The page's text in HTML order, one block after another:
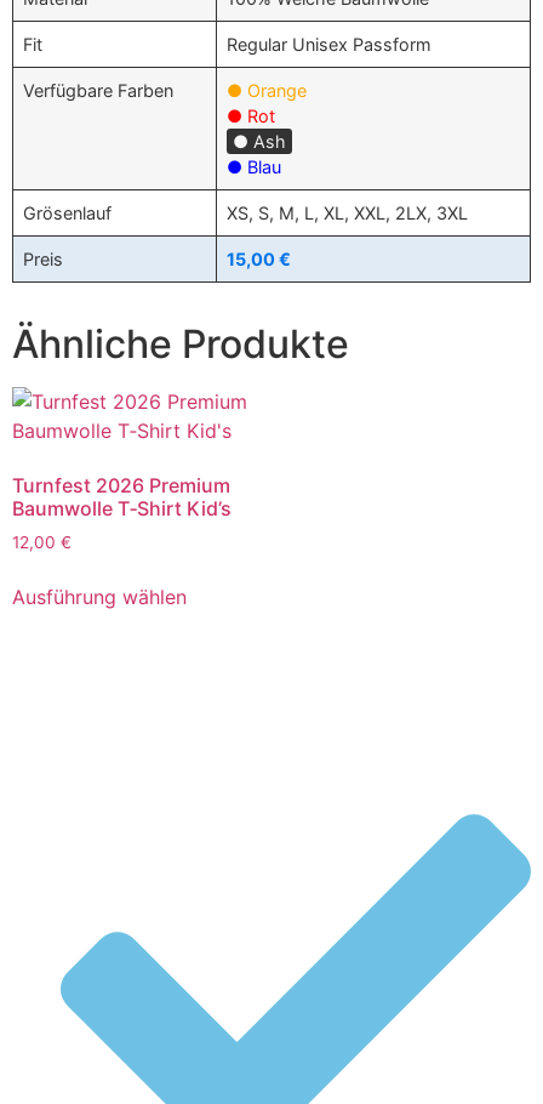
Fit Regular Unisex Passform
Verfügbare Farben
● Orange
● Rot
● Ash
● Blau
Grösenlauf XS, S, M, L, XL, XXL, 2LX, 3XL
Preis 15,00 €
Ähnliche Produkte
Turnfest 2026 Premium
Baumwolle T‑Shirt Kid’s
12,00 €
Ausführung wählen